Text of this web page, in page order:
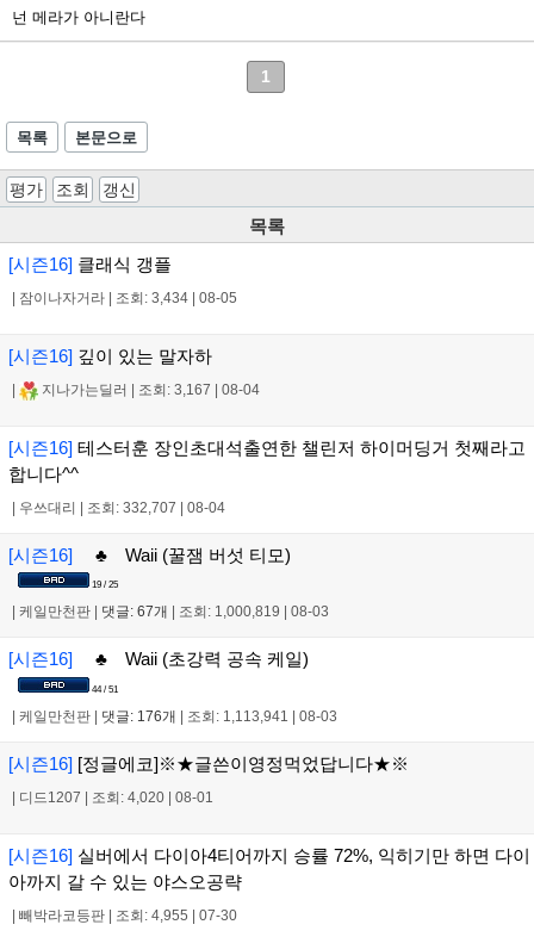
넌 메라가 아니란다
1
목록 본문으로
평가 조회 갱신
목록
[시즌16] 클래식 갱플
| 잠이나자거라 | 조회: 3,434 | 08-05
[시즌16] 깊이 있는 말자하
| 지나가는딜러 | 조회: 3,167 | 08-04
[시즌16] 테스터훈 장인초대석출연한 챌린저 하이머딩거 첫째라고
합니다^^
| 우쓰대리 | 조회: 332,707 | 08-04
[시즌16] ♣ Waii (꿀잼 버섯 티모)
19 / 25
케일만천판 댓글: 67개 조회: 1,000,819 08-03
[시즌16] ♣ Waii (초강력 공속 케일)
44 / 51
| 케일만천판 | 댓글: 176개 | 조회: 1,113,941 | 08-03
[시즌16] [정글에코]※★글쓴이영정먹었답니다★※
| 디드1207 | 조회: 4,020 | 08-01
[시즌16] 실버에서 다이아4티어까지 승률 72%, 익히기만 하면 다이
아까지 갈 수 있는 야스오공략
| 빼박라코등판 | 조회: 4,955 | 07-30